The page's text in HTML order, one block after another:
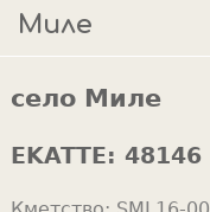
c
h
f
r
u
r
e
Миле
село Миле
EKATTE: 48146